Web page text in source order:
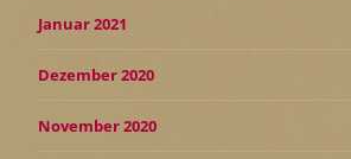
Januar 2021
Dezember 2020
November 2020